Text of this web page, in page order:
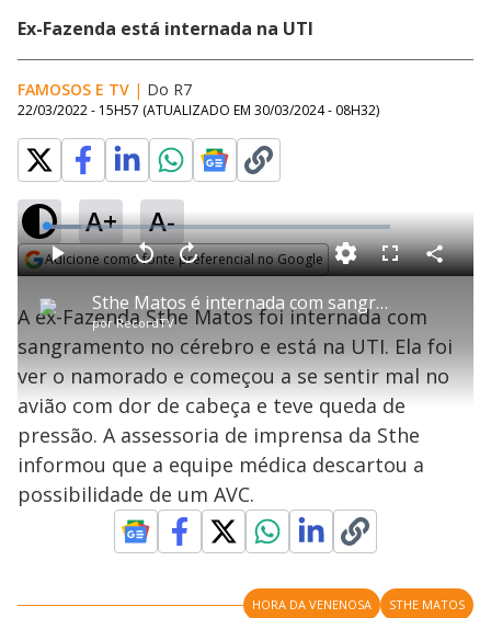
Ex-Fazenda está internada na UTI
FAMOSOS E TV | Do R7
22/03/2022 - 15H57 (ATUALIZADO EM 30/03/2024 - 08H32)
A+ A-
Adicione como fonte preferencial no Google
P
l
a
y
V
Sthe Matos é internada com sangramento no cérebro
porRecordTV
P V
l
t
a
r
e
g
n
d
s
A
n
ç
a
1
u
n
o
s
L
o
a
d
e
1
0
.
0
8
F
s
c
n
C
o
i
l
a
A ex-Fazenda Sthe Matos foi internada com
sangramento no cérebro e está na UTI. Ela foi
ver o namorado e começou a se sentir mal no
avião com dor de cabeça e teve queda de
pressão. A assessoria de imprensa da Sthe
informou que a equipe médica descartou a
possibilidade de um AVC.
HORA DA VENENOSA STHE MATOS